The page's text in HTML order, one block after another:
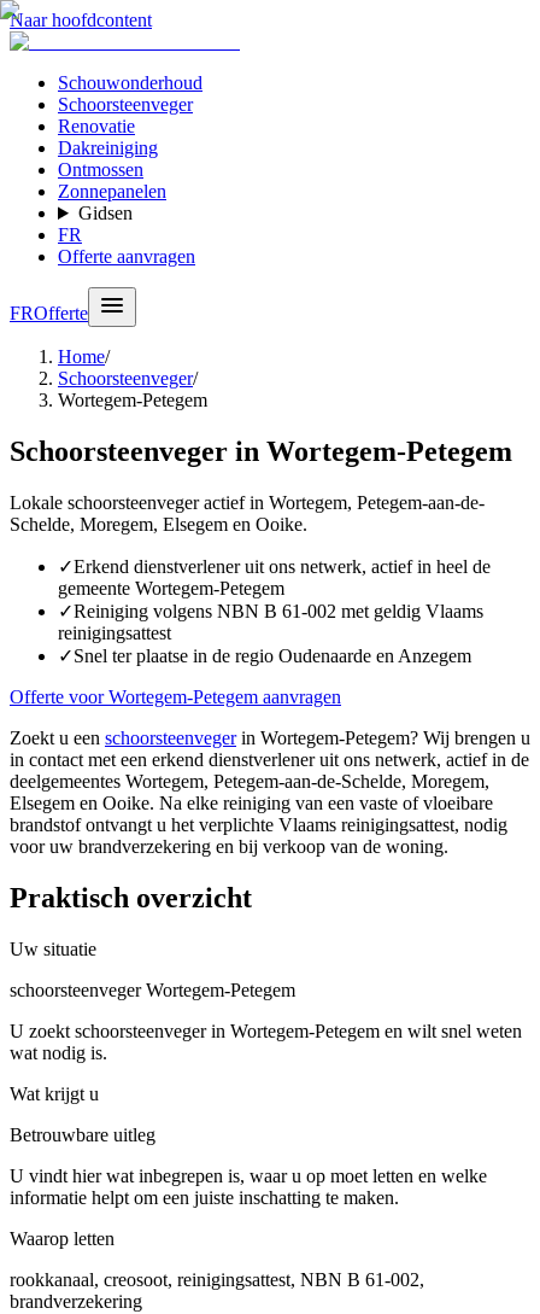
Naar hoofdcontent
Schouwonderhoud
Schoorsteenveger
Renovatie
Dakreiniging
Ontmossen
Zonnepanelen
Gidsen
FR
Offerte aanvragen
FROfferte
Home/
Schoorsteenveger/
Wortegem-Petegem
Schoorsteenveger in Wortegem-Petegem
Lokale schoorsteenveger actief in Wortegem, Petegem-aan-de-
Schelde, Moregem, Elsegem en Ooike.
✓Erkend dienstverlener uit ons netwerk, actief in heel de
gemeente Wortegem-Petegem
✓Reiniging volgens NBN B 61-002 met geldig Vlaams
reinigingsattest
✓Snel ter plaatse in de regio Oudenaarde en Anzegem
Offerte voor Wortegem-Petegem aanvragen
Zoekt u een schoorsteenvegerin Wortegem-Petegem? Wij brengen u
in contact met een erkend dienstverlener uit ons netwerk, actief in de
deelgemeentes Wortegem, Petegem-aan-de-Schelde, Moregem,
Elsegem en Ooike. Na elke reiniging van een vaste of vloeibare
brandstof ontvangt u het verplichte Vlaams reinigingsattest, nodig
voor uw brandverzekering en bij verkoop van de woning.
Praktisch overzicht
Uw situatie
schoorsteenveger Wortegem-Petegem
U zoekt schoorsteenveger in Wortegem-Petegem en wilt snel weten
wat nodig is.
Wat krijgt u
Betrouwbare uitleg
U vindt hier wat inbegrepen is, waar u op moet letten en welke
informatie helpt om een juiste inschatting te maken.
Waarop letten
rookkanaal, creosoot, reinigingsattest, NBN B 61-002,
brandverzekering